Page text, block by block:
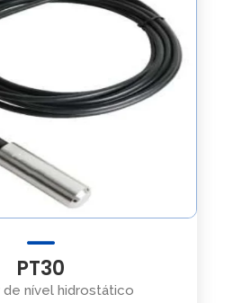
PT30
de nível hidrostático